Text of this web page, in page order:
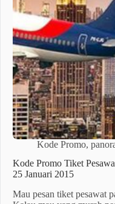
Kode Promo,
Kode Promo Tiket
25 Januari 2015
Mau pesan tiket pesawat